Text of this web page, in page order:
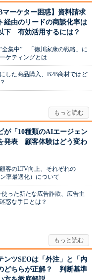
マーケター困惑】資料請求
経由のリードの商談化率は
下 有効活用するには？
全集中” 「徳川家康の戦略」に
ケティングとは
した商品購入、B2B商材ではど
が「10種類のAIエージェン
発表 顧客体験はどう変わ
客のLTV向上、それぞれの
率最適化）について
った新たな広告詐欺、広告主
惑な手口とは？
ンツSEOは「外注」と「内
どちらが正解？ 判断基準